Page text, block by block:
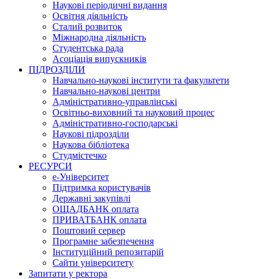
Наукові періодичні видання
Освітня діяльність
Сталий розвиток
Міжнародна діяльність
Студентська рада
Асоціація випускників
ПІДРОЗДІЛИ
Навчально-наукові інститути та факультети
Навчально-наукові центри
Адміністративно-управлінські
Освітньо-виховний та науковий процес
Адміністративно-господарські
Наукові підрозділи
Наукова бібліотека
Студмістечко
РЕСУРСИ
е-Університет
Підтримка користувачів
Державні закупівлі
ОЩАДБАНК оплата
ПРИВАТБАНК оплата
Поштовий сервер
Програмне забезпечення
Інституційний репозитарій
Сайти університету
Запитати у ректора